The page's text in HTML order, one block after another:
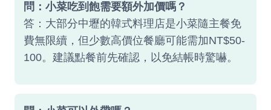
問：小菜吃到飽需要額外加價嗎？
答：大部分中壢的韓式料理店是小菜隨主餐免
費無限續，但少數高價位餐廳可能需加NT$50-
100。建議點餐前先確認，以免結帳時驚嚇。